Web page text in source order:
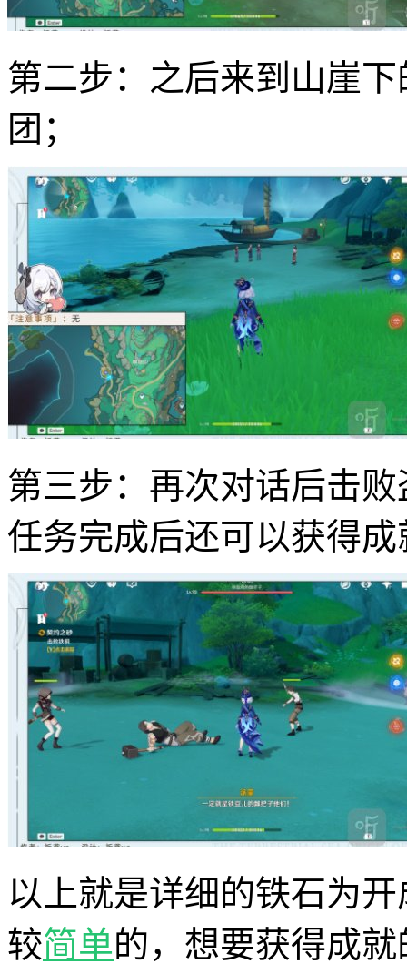
第二步：之后来到山崖
团；
第三步：再次对话后击
任务完成后还可以获得
以上就是详细的铁石为
较简单的，想要获得成